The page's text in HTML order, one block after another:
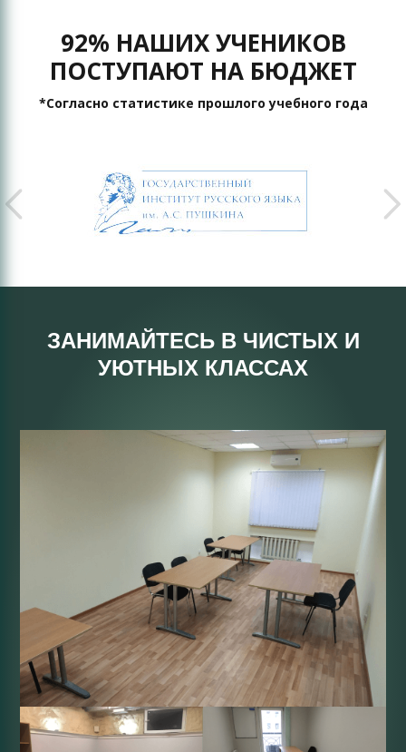
92% НАШИХ УЧЕНИКОВ
ПОСТУПАЮТ НА БЮДЖЕТ
*Согласно статистике прошлого учебного года
ЗАНИМАЙТЕСЬ В ЧИСТЫХ И
УЮТНЫХ КЛАССАХ